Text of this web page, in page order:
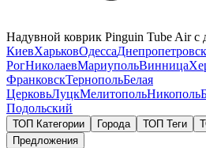
Надувной коврик Pinguin Tube Air с
КиевХарьковОдессаДнепропетровск
РогНиколаевМариупольВинница
ФранковскТернопольБелая
ЦерковьЛуцкМелитопольНикополь
Подольский
ТОП Категории Города ТОП Теги
Предложения